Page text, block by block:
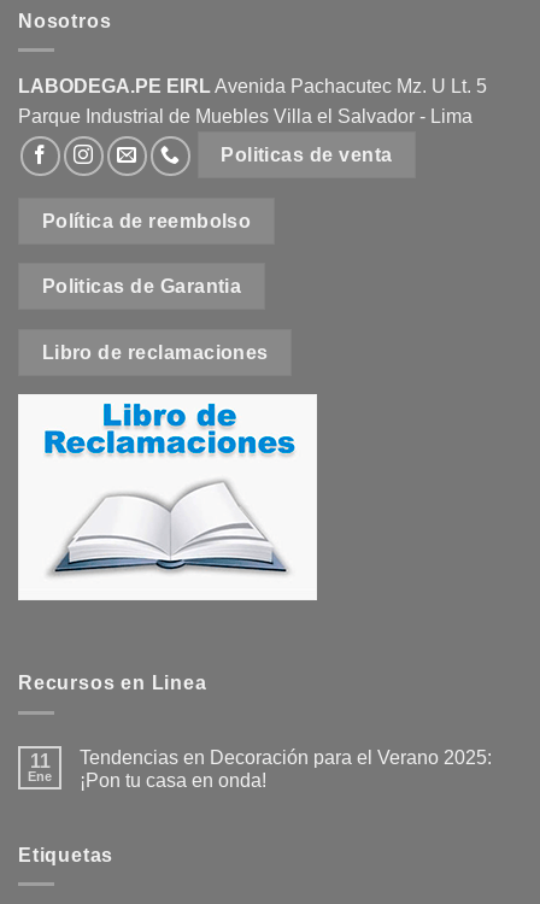
Las
opciones
se
elegir
en
la
de
Nosotros
LABODEGA.PE EIRLAvenida Pachacutec Mz. U Lt. 5
Parque Industrial de Muebles Villa el Salvador - Lima
Politicas de venta
Política de reembolso
Politicas de Garantia
Libro de reclamaciones
Recursos en Linea
11
Ene
Tendencias en Decoración para el Verano 2025:
¡Pon tu casa en onda!
en
Tendencias
Etiquetas